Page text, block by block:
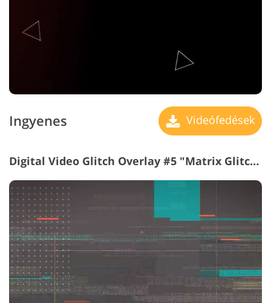
Ingyenes Videófedések
Digital Video Glitch Overlay #5 "Matrix Glitch"